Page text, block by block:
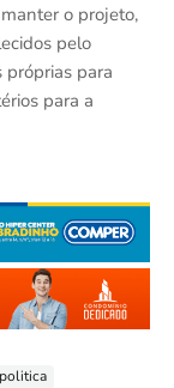
o projeto,
pelo
próprias para
para a
politica